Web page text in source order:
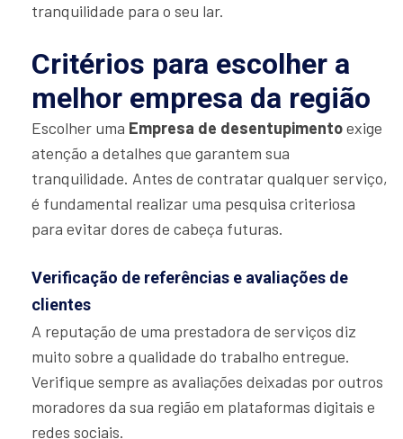
tranquilidade para o seu lar.
Critérios para escolher a
melhor empresa da região
Escolher uma Empresa de desentupimentoexige
atenção a detalhes que garantem sua
tranquilidade. Antes de contratar qualquer serviço,
é fundamental realizar uma pesquisa criteriosa
para evitar dores de cabeça futuras.
Verificação de referências e avaliações de
clientes
A reputação de uma prestadora de serviços diz
muito sobre a qualidade do trabalho entregue.
Verifique sempre as avaliações deixadas por outros
moradores da sua região em plataformas digitais e
redes sociais.